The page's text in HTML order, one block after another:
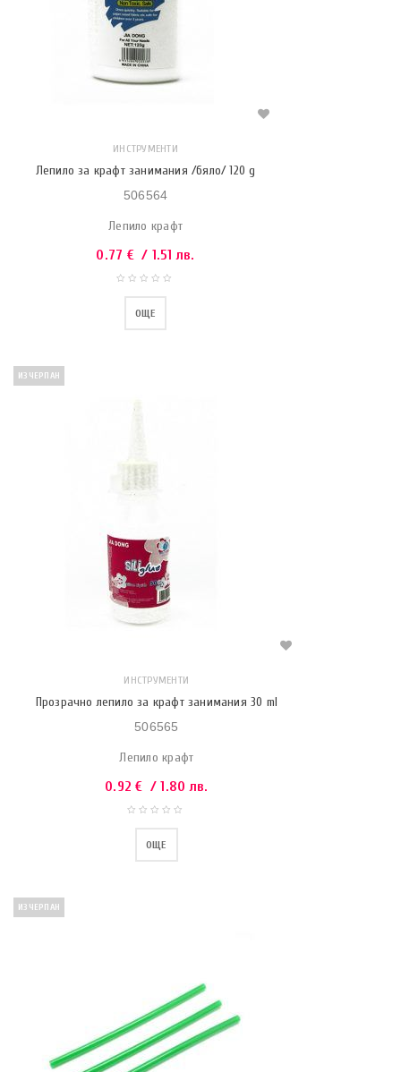
ИНСТРУМЕНТИ
Лепило за крафт занимания /бяло/ 120 g
506564
Лепило крафт
0.77 € / 1.51 лв.
ОЩЕ
ИЗЧЕРПАН
ИНСТРУМЕНТИ
Прозрачно лепило за крафт занимания 30 ml
506565
Лепило крафт
0.92€ / 1.80 лв.
ОЩЕ
ИЗЧЕРПАН